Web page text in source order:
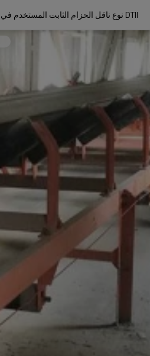
DTII نوع ناقل الحزام الثابت المستخدم في المعادن ، المناجم ، الفحم ، محطة توليد الكهرباء ، مواد البناء